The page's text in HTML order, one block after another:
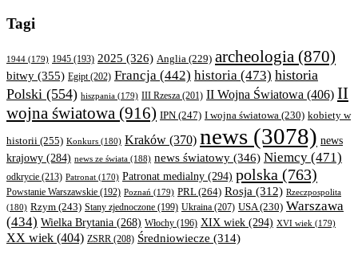
Tagi
1944 (179) 1945 (193) 2025 (326) Anglia (229) archeologia (870)
bitwy (355) Egipt(202) Francja (442) historia (473) historia
Polski (554) hiszpania (179) III Rzesza (201) II Wojna Światowa (406) II
wojna światowa (916) IPN (247) I wojna światowa (230) kobiety w
historii (255) Konkurs (180) Kraków (370) news (3078) news
krajowy (284) news ze świata (188) news światowy (346) Niemcy (471)
odkrycie (213) Patronat (170) Patronat medialny (294) polska (763)
Powstanie Warszawskie (192) Poznań (179) PRL(264) Rosja (312) Rzeczpospolita
(180) Rzym (243) Stany zjednoczone (199) Ukraina (207) USA(230) Warszawa
(434) Wielka Brytania (268) Włochy (196) XIX wiek (294) XVI wiek (179)
XX wiek (404) ZSRR (208) Średniowiecze (314)